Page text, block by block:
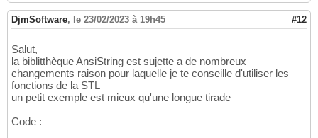
DjmSoftware, le 23/02/2023 à 19h45 #12
Salut,
la biblitthèque AnsiString est sujette a de nombreux
changements raison pour laquelle je te conseille d'utiliser les
fonctions de la STL
un petit exemple est mieux qu'une longue tirade
Code :